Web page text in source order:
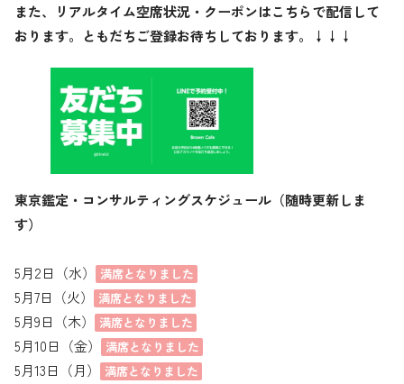
また、リアルタイム空席状況・クーポンはこちらで配信して
おります。ともだちご登録お待ちしております。↓↓↓
東京鑑定・コンサルティングスケジュール（随時更新しま
す）
5月2日（水） 満席となりました
5月7日（火） 満席となりました
5月9日（木） 満席となりました
5月10日（金） 満席となりました
5月13日（月） 満席となりました